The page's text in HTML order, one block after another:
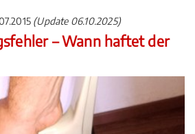
(Update 06.10.2025)
– Wann haftet der